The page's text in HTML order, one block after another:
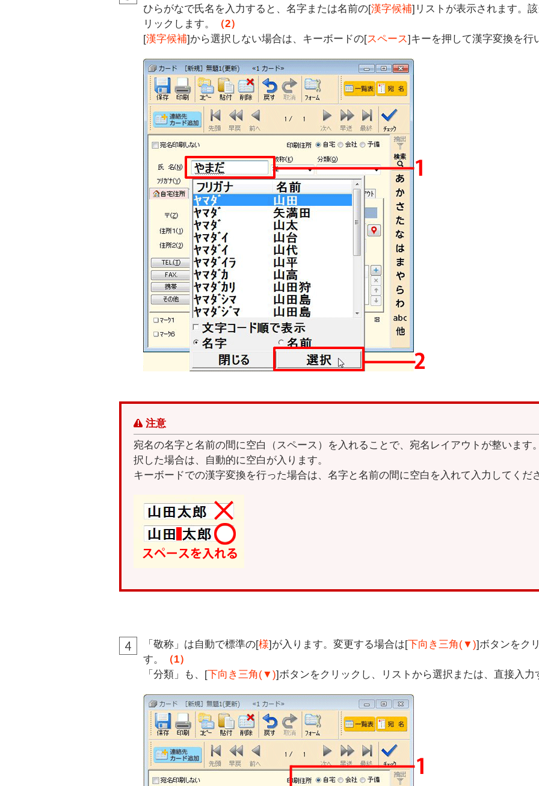
ひらがなで氏名を入力すると、名字または名前の[漢字候補]リストが表示されます。
リックします。
（2）
[漢字候補]から選択しない場合は、キーボードの[スペース]キーを押して漢字変換を行
注意
宛名の名字と名前の間に空白（スペース）を入れることで、宛名レイアウトが整います
択した場合は、自動的に空白が入ります。
キーボードでの漢字変換を行った場合は、名字と名前の間に空白を入れて入力してくだ
「敬称」は自動で標準の[様]が入ります。変更する場合は[下向き三角(▼)]ボタンをク
す。
（1）
「分類」も、[下向き三角(▼)]ボタンをクリックし、リストから選択または、直接入力